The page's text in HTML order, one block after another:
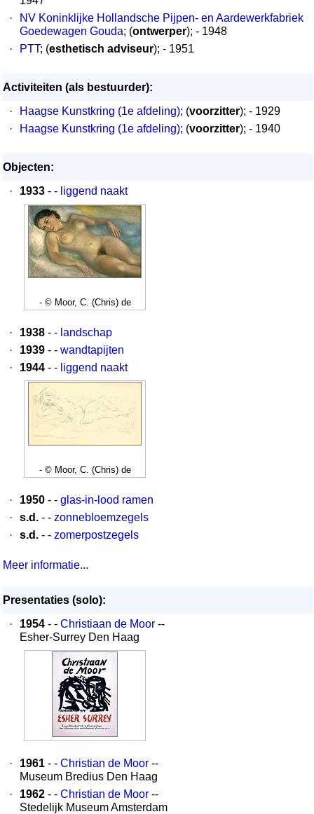
·
NV Koninklijke Hollandsche Pijpen- en Aardewerkfabriek
Goedewagen Gouda; (ontwerper); - 1948
·
PTT; (esthetisch adviseur); - 1951
Activiteiten (als bestuurder):
·
Haagse Kunstkring (1e afdeling); (voorzitter); - 1929
·
Haagse Kunstkring (1e afdeling); (voorzitter); - 1940
Objecten:
·
1933 - - liggend naakt
- © Moor, C. (Chris) de
· 1938 - - landschap
·
1939 - - wandtapijten
·
1944 - - liggend naakt
- © Moor, C. (Chris) de
· 1950 - - glas-in-lood ramen
·
s.d. - - zonnebloemzegels
·
s.d. - - zomerpostzegels
Meer informatie...
Presentaties (solo):
·
1954 - - Christiaan de Moor --
Esher-Surrey Den Haag
· 1961 - - Christian de Moor --
Museum Bredius Den Haag
·
1962 - - Christian de Moor --
Stedelijk Museum Amsterdam